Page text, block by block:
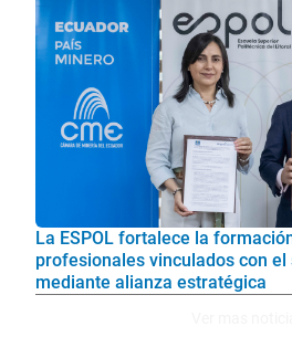
La ESPOL fortalece la
profesionales vinculados con
mediante alianza estratégica